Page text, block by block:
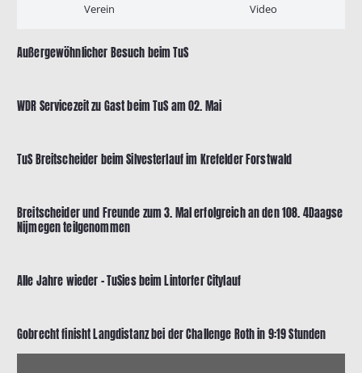
Verein Video
Außergewöhnlicher Besuch beim TuS
WDR Servicezeit zu Gast beim TuS am 02. Mai
TuS Breitscheider beim Silvesterlauf im Krefelder Forstwald
Breitscheider und Freunde zum 3. Mal erfolgreich an den 108. 4Daagse
Nijmegen teilgenommen
Alle Jahre wieder – TuSies beim Lintorfer Citylauf
Gobrecht finisht Langdistanz bei der Challenge Roth in 9:19 Stunden